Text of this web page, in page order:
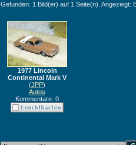
Gefunden: 1 Bild(er) auf 1 Seite(n). Angezeigt:
1977 Lincoln
Continental Mark V
(JPP)
Autos
Kommentare: 0